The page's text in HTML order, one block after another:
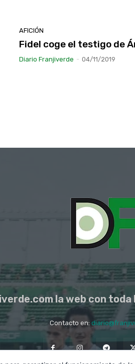
AFICIÓN
Fidel coge el testigo de
Diario Franjiverde - 04/11/2019
la web con toda
Contacto en: